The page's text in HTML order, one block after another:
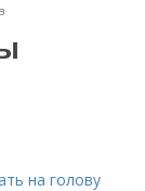
на голову